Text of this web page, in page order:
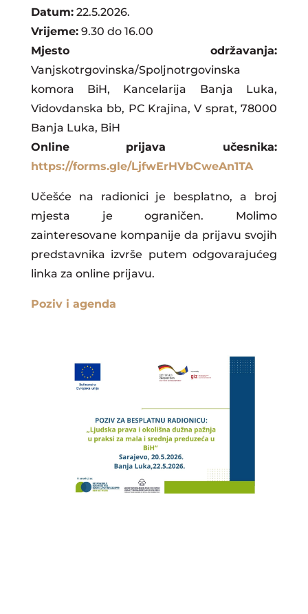
Datum:22.5.2026.
Vrijeme:9.30 do 16.00
Mjesto održavanja:
Vanjskotrgovinska/Spoljnotrgovinska
komora BiH, Kancelarija Banja Luka,
Vidovdanska bb, PC Krajina, V sprat, 78000
Banja Luka, BiH
Online prijava učesnika:
https://forms.gle/LjfwErHVbCweAn1TA
Učešće na radionici je besplatno, a broj
mjesta je ograničen. Molimo
zainteresovane kompanije da prijavu svojih
predstavnika izvrše putem odgovarajućeg
linka za online prijavu.
Poziv i agenda